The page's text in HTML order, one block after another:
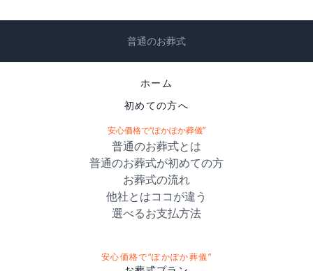
普通のお葬式
ホーム
初めての方へ
安心価格で“ぽかぽか葬儀”
普通のお葬式とは
普通のお葬式が初めての方
お葬式の流れ
他社とはココが違う
選べるお支払方法
安心価格で“ぽかぽか葬儀”